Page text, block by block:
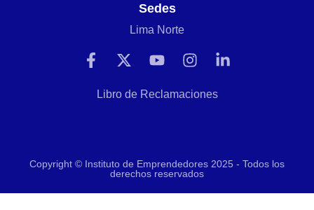
Sedes
Lima Norte
Libro de Reclamaciones
Copyright © Instituto de Emprendedores 2025 - Todos los
derechos reservados